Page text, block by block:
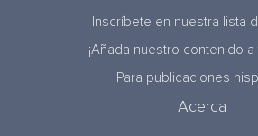
Inscríbete en nuestra lista
¡Añada nuestro contenido a
Para publicaciones
Acerca